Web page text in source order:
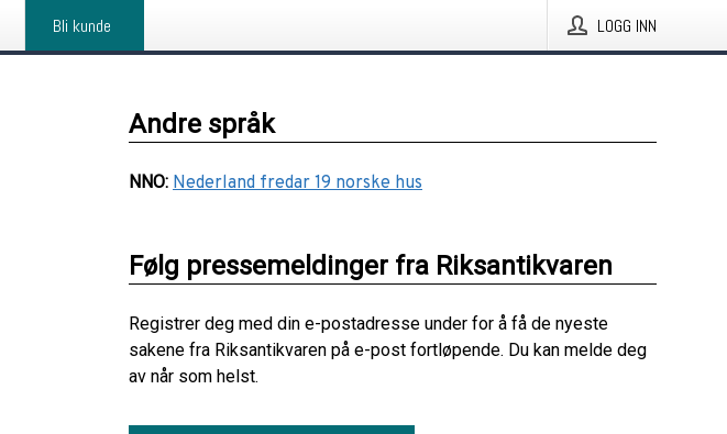
Bli kunde LOGG INN
Andre språk
NNO: Nederland fredar 19 norske hus
Følg pressemeldinger fra Riksantikvaren
Registrer deg med din e-postadresse under for å få de nyeste
sakene fra Riksantikvaren på e-post fortløpende. Du kan melde deg
av når som helst.